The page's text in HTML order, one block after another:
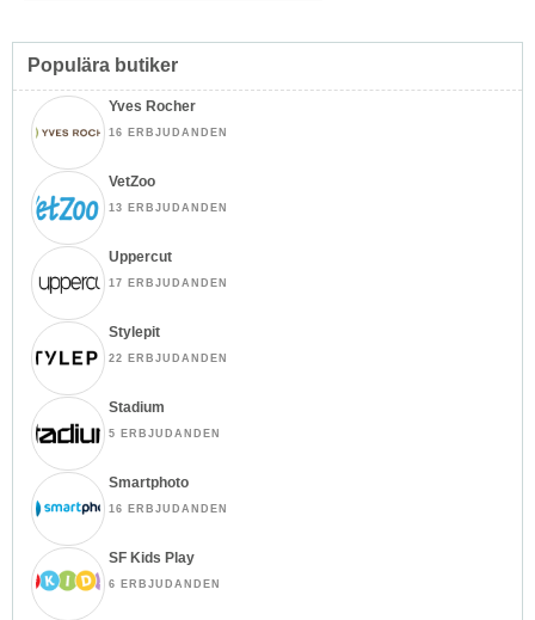
Populära butiker
Yves Rocher
16 ERBJUDANDEN
VetZoo
13 ERBJUDANDEN
Uppercut
17 ERBJUDANDEN
Stylepit
22 ERBJUDANDEN
Stadium
5 ERBJUDANDEN
Smartphoto
16 ERBJUDANDEN
SF Kids Play
6 ERBJUDANDEN